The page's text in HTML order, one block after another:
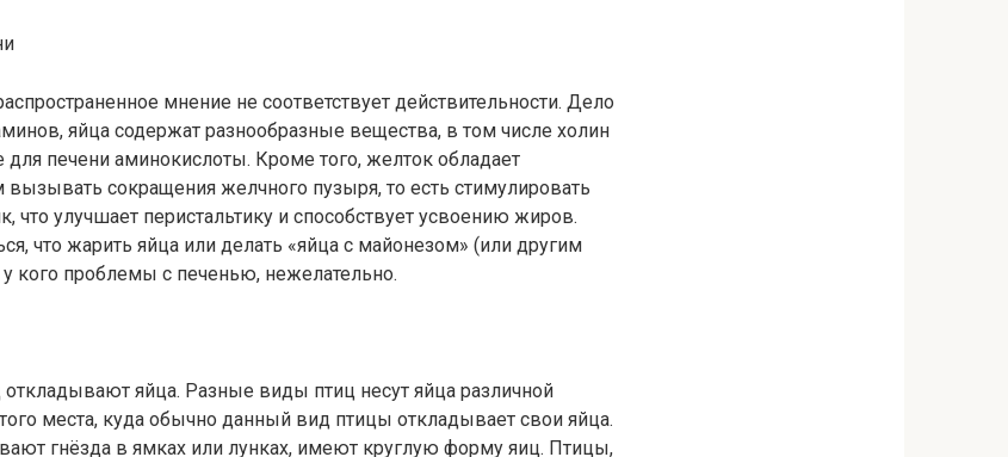
мнение не соответствует действительности. Дело
яйца содержат разнообразные вещества, в том числе холин
печени аминокислоты. Кроме того, желток обладает
сокращения желчного пузыря, то есть стимулировать
что улучшает перистальтику и способствует усвоению жиров.
что жарить яйца или делать «яйца с майонезом» (или другим
кого проблемы с печенью, нежелательно.
яйца. Разные виды птиц несут яйца различной
места, куда обычно данный вид птицы откладывает свои яйца.
гнёзда в ямках или лунках, имеют круглую форму яиц. Птицы,